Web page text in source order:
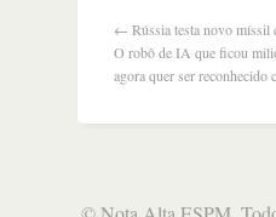
← Rússia testa novo míssil
O robô de IA que ficou
agora quer ser reconhecido